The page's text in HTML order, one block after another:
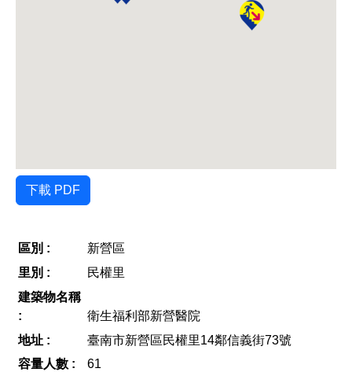
下載 PDF
新營區
民權里
衛生福利部新營醫院
臺南市新營區民權里14鄰信義街73號
61